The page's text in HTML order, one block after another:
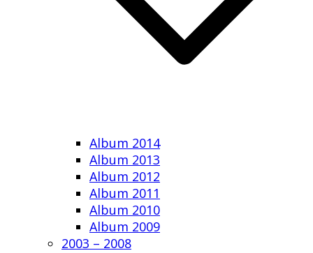
Album 2014
Album 2013
Album 2012
Album 2011
Album 2010
Album 2009
2003 – 2008